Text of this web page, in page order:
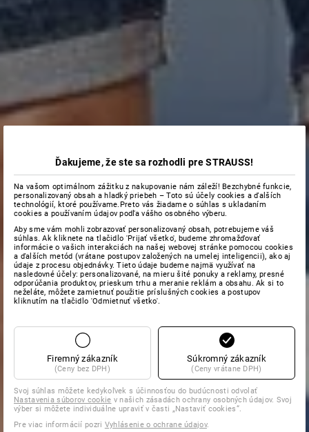
Ďakujeme, že ste sa rozhodli pre STRAUSS!
Na vašom optimálnom zážitku z nakupovanie nám záleží! Bezchybné funkcie,
personalizovaný obsah a hladký priebeh – Toto sú účely cookies a ďalších
technológií, ktoré používame.Preto vás žiadame o súhlas s ukladaním
cookies a používaním údajov podľa vášho osobného výberu.
Aby sme vám mohli zobrazovať personalizovaný obsah, potrebujeme váš
súhlas. Ak kliknete na tlačidlo 'Prijať všetko', budeme zhromažďovať
informácie o vašich interakciách na našej webovej stránke pomocou cookies
a ďalších metód (vrátane postupov založených na umelej inteligencii), ako aj
údaje z procesu objednávky. Tieto údaje budeme najmä využívať na
nasledovné účely: personalizované, na mieru šité ponuky a reklamy, presné
odporúčania produktov, prieskum trhu a meranie reklám a obsahu. Ak si to
neželáte, môžete zamietnuť použitie príslušných cookies a postupov
kliknutím na tlačidlo 'Odmietnuť všetko'.
Firemný zákazník
(Ceny bez DPH)
Súkromný zákazník
(Ceny vrátane DPH)
Svoj súhlas môžete kedykoľvek s účinnosťou do budúcnosti odvolať
Nastavenia súborov cookie v našich zásadách ochrany osobných údajov. Svoj
výber si môžete individuálne upraviť v časti „Nastaviť cookies“.
Pre viac informácií pozri Vyhlásenie o ochrane údajov.